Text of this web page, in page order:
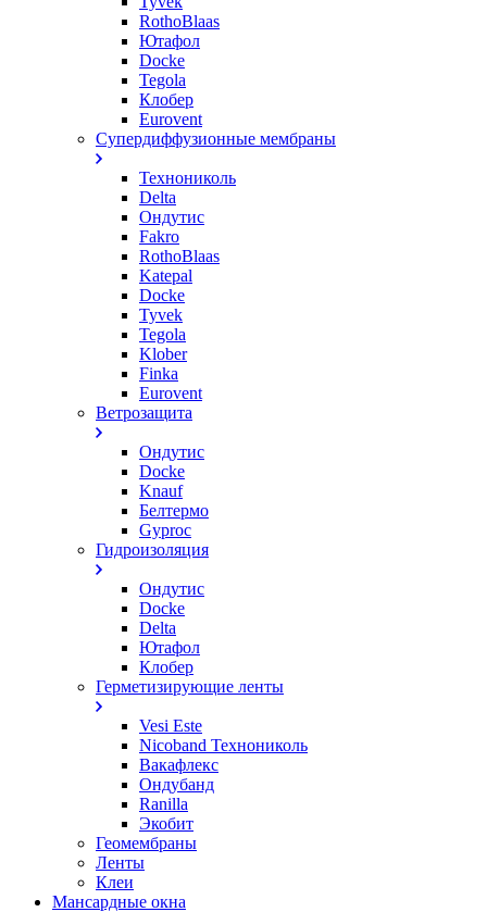
RothoBlaas
Ютафол
Docke
Tegola
Клобер
Eurovent
Супердиффузионные мембраны
Технониколь
Delta
Ондутис
Fakro
RothoBlaas
Katepal
Docke
Tyvek
Tegola
Klober
Finka
Eurovent
Ветрозащита
Ондутис
Docke
Knauf
Белтермо
Gyproc
Гидроизоляция
Ондутис
Docke
Delta
Ютафол
Клобер
Герметизирующие ленты
Vesi Este
Nicoband Технониколь
Вакафлекс
Ондубанд
Ranilla
Экобит
Геомембраны
Ленты
Клеи
Мансардные окна